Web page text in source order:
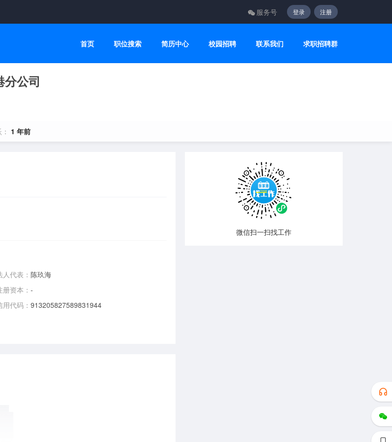
服务号 登录 注册
首页 职位搜索 简历中心 校园招聘 联系我们 求职招聘群
分公司
1 年前
人代表： 陈玖海
册资本： -
用代码： 913205827589831944
微信扫一扫找工作